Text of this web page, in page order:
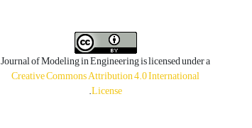
Journal of Modeling in Engineering is licensed under a
Creative Commons Attribution 4.0 International
License
.